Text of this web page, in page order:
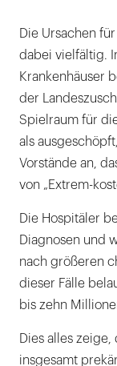
Die Ursachen
dabei vielfältig.
Krankenhäuser
der
Spielraum für
als
Vorstände an,
von „Extrem-
Die Hospitäler
Diagnosen und
nach größeren
dieser Fälle
bis zehn
Dies alles
insgesamt